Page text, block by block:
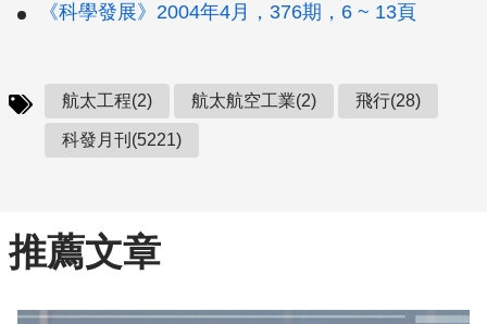
《科學發展》2004年4月，376期，6 ~ 13頁
航太工程(2) 航太航空工業(2) 飛行(28)
科發月刊(5221)
推薦文章